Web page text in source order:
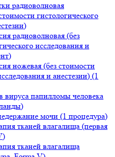
радиоволновая
гистологического
радиоволновая (без
исследования и
ножевая (без стоимости
и анестезии) (1
вируса папилломы человека
мочи (1 процедура)
тканей влагалища (первая
тканей влагалища